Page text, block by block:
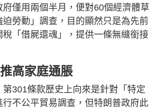
府僅用兩個半月，便對60個經濟體草
迫勞動」調查，目的顯然只是為先前
「借屍還魂」，提供一條無縫銜接
高家庭通脹
第301條款歷史上向來是針對「特定
行不公平貿易調查，但特朗普政府此